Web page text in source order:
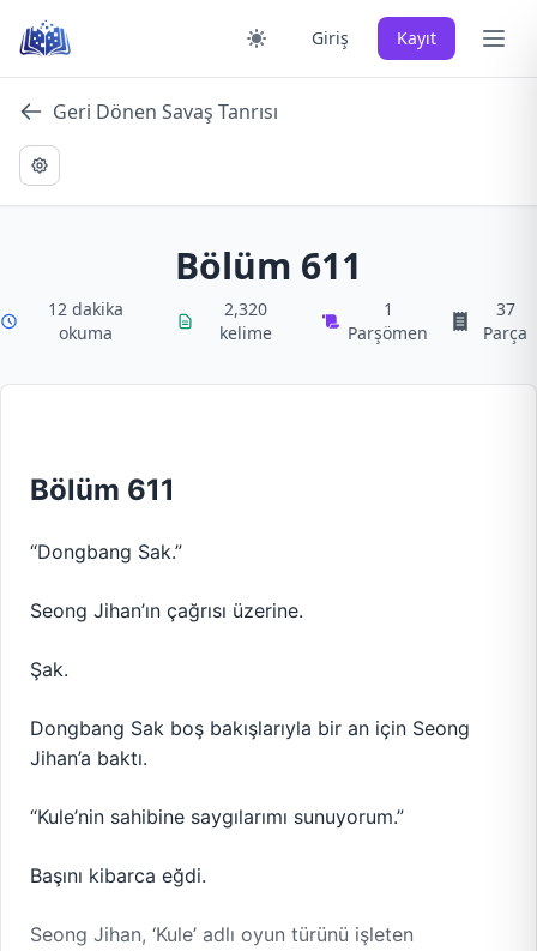
content
Giriş Kayıt Ana
Geri Dönen Savaş Tanrısı
Bölüm 611
12 dakika
okuma
2,320
kelime
1
Parşömen
37
Parça
Bölüm 611
“Dongbang Sak.”
Seong Jihan’ın çağrısı üzerine.
Şak.
Dongbang Sak boş bakışlarıyla bir an için Seong
Jihan’a baktı.
“Kule’nin sahibine saygılarımı sunuyorum.”
Başını kibarca eğdi.
Seong Jihan, ‘Kule’ adlı oyun türünü işleten